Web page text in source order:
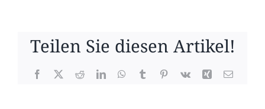
Teilen Sie diesen Artikel!
Facebook
X RedditLinkedInWhatsApp
TumblrPinterest
Vk Xing E-